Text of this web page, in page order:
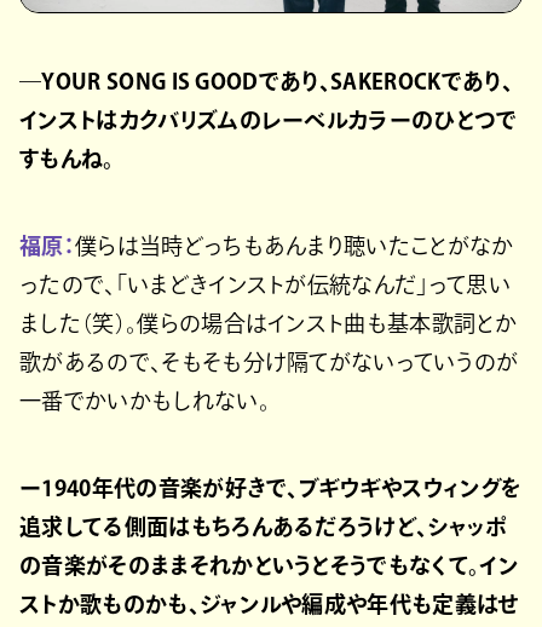
―YOUR SONG IS GOODであり、SAKEROCKであり、
インストはカクバリズムのレーベルカラーのひとつで
すもんね。
福原：僕らは当時どっちもあんまり聴いたことがなか
ったので、「いまどきインストが伝統なんだ」って思い
ました（笑）。僕らの場合はインスト曲も基本歌詞とか
歌があるので、そもそも分け隔てがないっていうのが
一番でかいかもしれない。
ー1940年代の音楽が好きで、ブギウギやスウィングを
追求してる側面はもちろんあるだろうけど、シャッポ
の音楽がそのままそれかというとそうでもなくて。イン
ストか歌ものかも、ジャンルや編成や年代も定義はせ